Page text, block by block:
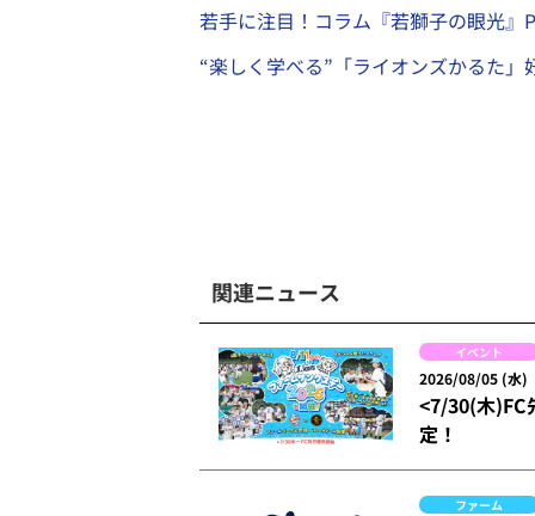
若手に注目！コラム『若獅子の眼光』
“楽しく学べる”「ライオンズかるた」
関連ニュース
イベント
2026/08/05 (水)
<7/30(木)FC
定！
ファーム